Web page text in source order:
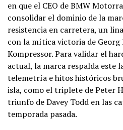
en que el CEO de BMW
consolidar el dominio de la
resistencia en carretera, un
con la mítica victoria de Georg
Kompressor. Para validar el
actual, la marca respalda este
telemetría e hitos históricos
isla, como el triplete de Peter
triunfo de Davey Todd en las
temporada pasada.